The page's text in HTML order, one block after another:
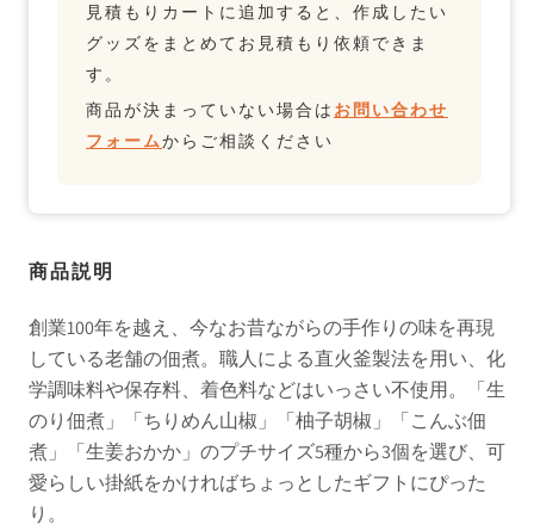
見積もりカートに追加すると、作成したい
グッズをまとめてお見積もり依頼できま
す。
商品が決まっていない場合は お問い合わせ
フォームからご相談ください
商品説明
創業100年を越え、今なお昔ながらの手作りの味を再現
している老舗の佃煮。職人による直火釜製法を用い、化
学調味料や保存料、着色料などはいっさい不使用。「生
のり佃煮」「ちりめん山椒」「柚子胡椒」「こんぶ佃
煮」「生姜おかか」のプチサイズ5種から3個を選び、可
愛らしい掛紙をかければちょっとしたギフトにぴった
り。